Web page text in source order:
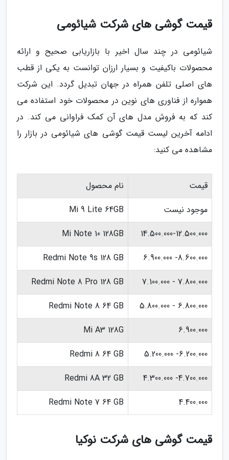
قیمت گوشی های شرکت شیائومی
شیائومی در چند سال اخیر با بازاریابی صحیح و ارائه
محصولات باکیفیت و بسیار ارزان توانست به یکی از قطب
های اصلی تلفن همراه در جهان تبدیل گردد. این شرکت
همواره از فناوری های نوین در محصولات خود استفاده می
کند که به فروش مدل های آن کمک فراوانی می کند. در
ادامه آخرین لیست قیمت گوشی های شیائومی در بازار را
مشاهده می کنید:
قیمت
نام محصول
موجود نیست
Mi 9 Lite 64GB
14.500.000-12.500.000
Mi Note 10 128GB
8.600.000- 6.900.000
Redmi Note 9s 128 GB
7.800.000 - 7.100.000
Redmi Note 8 Pro 128 GB
6.800.000 - 5.800.000
Redmi Note 8 64 GB
6.900.000
Mi A3 128G
6.200.000- 5.200.000
Redmi 8 64 GB
4.700.000- 4.300.000
Redmi 8A 32 GB
4.400.000
Redmi Note 7 64 GB
قیمت گوشی های شرکت نوکیا